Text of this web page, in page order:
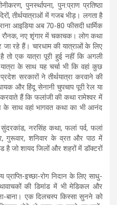
पुनर्स्थापना, पुन:प्राण प्रतिष्ठा
तीर्थयात्राओं में गजब भीड़। लगता है
आइडिया अब 70-80 फीसदी धार्मिक
रौनक, नए शृंगार में चकाचक। लोग कथा
रहे हैं। चारधाम की यात्राओं के लिए
है तो एक यात्रा पूरी हुई नहीं कि अगली
के साथ यह चर्चा भी कि वहां कुछ
सरकारों ने तीर्थयात्रा करवाने की
और हिंदू सेनानी चुपचाप पूरी रेल या
हैं कि फलांजी की कथा रामेश्वर में
के साथ वहां भागवत कथा का भी आनंद
सुंदरकांड, नरसिंह कथा, फलां पर्व, फलां
गुरूवार, शनिवार के व्रत और पाठ में
है जो शायद जिलों और शहरों में डॉक्टरों
इच्छा-रोग निदान के लिए साधु-
की डिमांड में भी मेडिकल और
बाना। एक दिलचस्प किस्सा सुनने को